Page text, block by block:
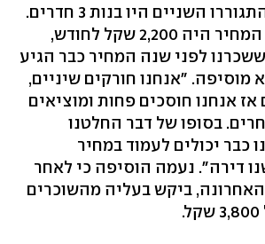
כל הדירות שבהן התגוררו השניים היו בנות 3 חדרים.
"בדירה הראשונה המחיר היה 2,200 שקל לחודש,
לפני שנה המחיר כבר הגיע
היא מוסיפה. "אנחנו חורקים שיניים,
אנחנו חוסכים פחות ומוציאים
בסופו של דבר החלטנו
כבר יכולים לעמוד במחיר
דירה". נעמה הוסיפה כי לאחר
ביקש בעליה מהשוכרים